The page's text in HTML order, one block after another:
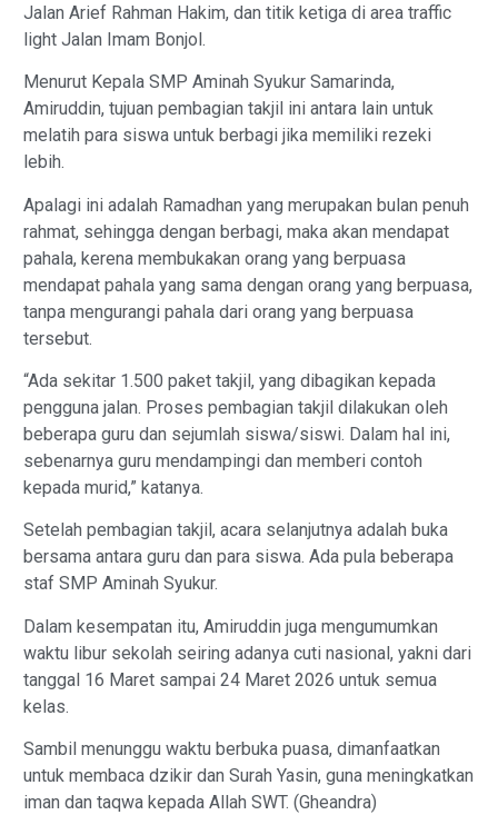
Jalan Arief Rahman Hakim, dan titik ketiga di area traffic
light Jalan Imam Bonjol.
Menurut Kepala SMP Aminah Syukur Samarinda,
Amiruddin, tujuan pembagian takjil ini antara lain untuk
melatih para siswa untuk berbagi jika memiliki rezeki
lebih.
Apalagi ini adalah Ramadhan yang merupakan bulan penuh
rahmat, sehingga dengan berbagi, maka akan mendapat
pahala, kerena membukakan orang yang berpuasa
mendapat pahala yang sama dengan orang yang berpuasa,
tanpa mengurangi pahala dari orang yang berpuasa
tersebut.
“Ada sekitar 1.500 paket takjil, yang dibagikan kepada
pengguna jalan. Proses pembagian takjil dilakukan oleh
beberapa guru dan sejumlah siswa/siswi. Dalam hal ini,
sebenarnya guru mendampingi dan memberi contoh
kepada murid,” katanya.
Setelah pembagian takjil, acara selanjutnya adalah buka
bersama antara guru dan para siswa. Ada pula beberapa
staf SMP Aminah Syukur.
Dalam kesempatan itu, Amiruddin juga mengumumkan
waktu libur sekolah seiring adanya cuti nasional, yakni dari
tanggal 16 Maret sampai 24 Maret 2026 untuk semua
kelas.
Sambil menunggu waktu berbuka puasa, dimanfaatkan
untuk membaca dzikir dan Surah Yasin, guna meningkatkan
iman dan taqwa kepada Allah SWT. (Gheandra)